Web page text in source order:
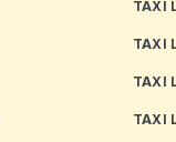
TAXI
TAXI
TAXI
TAXI